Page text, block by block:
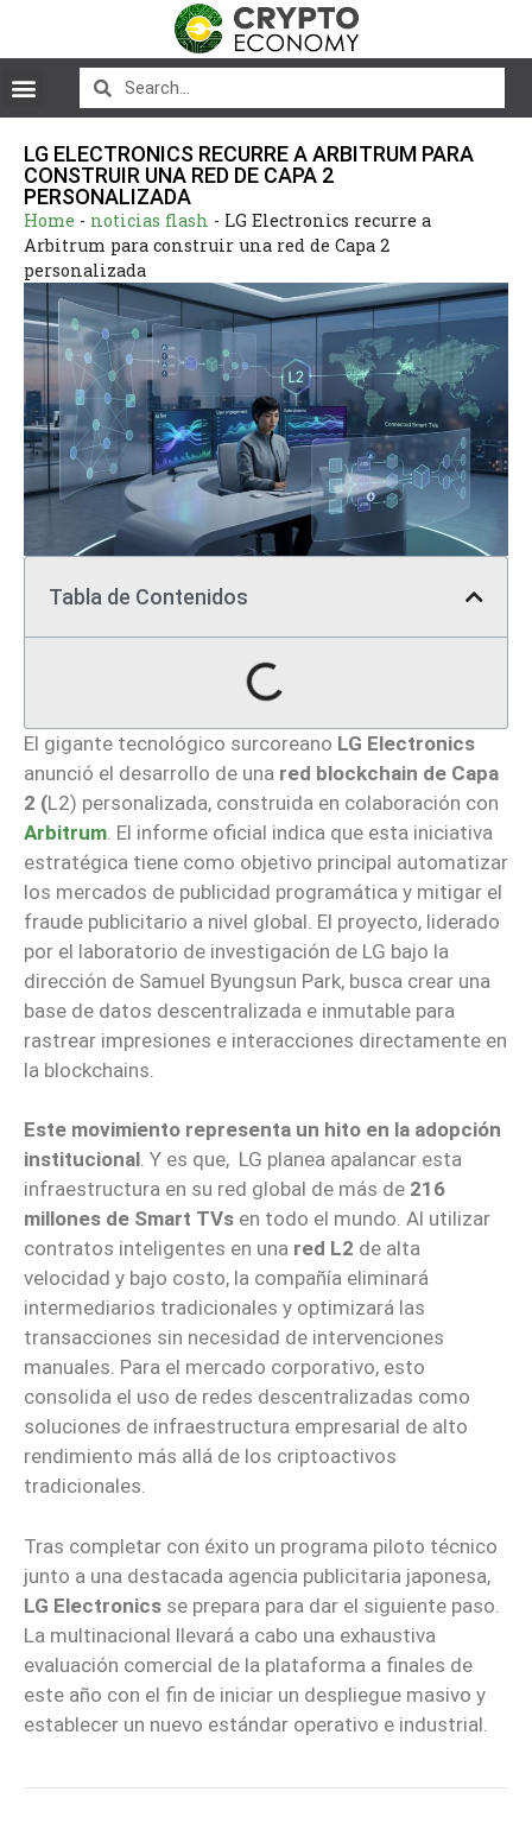
LG ELECTRONICS RECURRE A ARBITRUM PARA
CONSTRUIR UNA RED DE CAPA 2
PERSONALIZADA
Home - noticias flash - LG Electronics recurre a
Arbitrum para construir una red de Capa 2
personalizada
Tabla de Contenidos
El gigante tecnológico surcoreano LG Electronics
anunció el desarrollo de una red blockchain de Capa
2 (L2) personalizada, construida en colaboración con
Arbitrum . El informe oficial indica que esta iniciativa
estratégica tiene como objetivo principal automatizar
los mercados de publicidad programática y mitigar el
fraude publicitario a nivel global. El proyecto, liderado
por el laboratorio de investigación de LG bajo la
dirección de Samuel Byungsun Park, busca crear una
base de datos descentralizada e inmutable para
rastrear impresiones e interacciones directamente en
la blockchains.
Este movimiento representa un hito en la adopción
institucional. Y es que, LG planea apalancar esta
infraestructura en su red global de más de 216
millones de Smart TVs en todo el mundo. Al utilizar
contratos inteligentes en una red L2 de alta
velocidad y bajo costo, la compañía eliminará
intermediarios tradicionales y optimizará las
transacciones sin necesidad de intervenciones
manuales. Para el mercado corporativo, esto
consolida el uso de redes descentralizadas como
soluciones de infraestructura empresarial de alto
rendimiento más allá de los criptoactivos
tradicionales.
Tras completar con éxito un programa piloto técnico
junto a una destacada agencia publicitaria japonesa,
LG Electronics se prepara para dar el siguiente paso.
La multinacional llevará a cabo una exhaustiva
evaluación comercial de la plataforma a finales de
este año con el fin de iniciar un despliegue masivo y
establecer un nuevo estándar operativo e industrial.